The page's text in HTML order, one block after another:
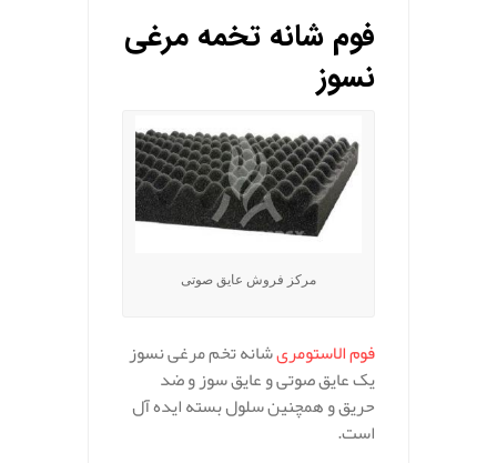
فوم شانه تخمه مرغی
نسوز
مرکز فروش عایق صوتی
فوم الاستومریشانه تخم مرغی نسوز
یک عایق صوتی و عایق سوز و ضد
حریق و همچنین سلول بسته ایده آل
است.